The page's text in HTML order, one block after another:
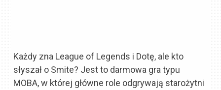
Każdy zna League of Legends i Dotę, ale kto
słyszał o Smite? Jest to darmowa gra typu
MOBA, w której główne role odgrywają starożytni